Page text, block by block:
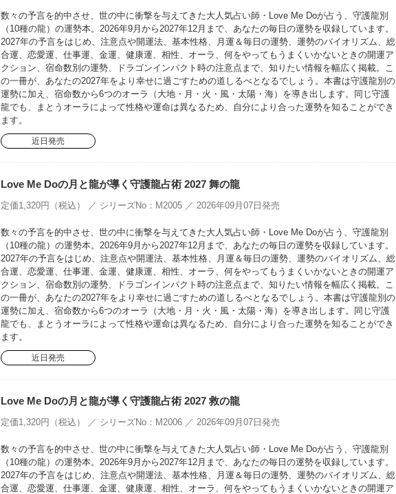
数々の予言を的中させ、世の中に衝撃を与えてきた大人気占い師・Love Me Doが占う、守護龍別
（10種の龍）の運勢本。2026年9月から2027年12月まで、あなたの毎日の運勢を収録しています。
2027年の予言をはじめ、注意点や開運法、基本性格、月運＆毎日の運勢、運勢のバイオリズム、総
合運、恋愛運、仕事運、金運、健康運、相性、オーラ、何をやってもうまくいかないときの開運ア
クション、宿命数別の運勢、ドラゴンインパクト時の注意点まで、知りたい情報を幅広く掲載。こ
の一冊が、あなたの2027年をより幸せに過ごすための道しるべとなるでしょう。本書は守護龍別の
運勢に加え、宿命数から6つのオーラ（大地・月・火・風・太陽・海）を導き出します。同じ守護
龍でも、まとうオーラによって性格や運命は異なるため、自分により合った運勢を知ることができ
ます。
近日発売
Love Me Doの月と龍が導く守護龍占術 2027 舞の龍
定価1,320円（税込） ／ シリーズNo：M2005 ／ 2026年09月07日発売
数々の予言を的中させ、世の中に衝撃を与えてきた大人気占い師・Love Me Doが占う、守護龍別
（10種の龍）の運勢本。2026年9月から2027年12月まで、あなたの毎日の運勢を収録しています。
2027年の予言をはじめ、注意点や開運法、基本性格、月運＆毎日の運勢、運勢のバイオリズム、総
合運、恋愛運、仕事運、金運、健康運、相性、オーラ、何をやってもうまくいかないときの開運ア
クション、宿命数別の運勢、ドラゴンインパクト時の注意点まで、知りたい情報を幅広く掲載。こ
の一冊が、あなたの2027年をより幸せに過ごすための道しるべとなるでしょう。本書は守護龍別の
運勢に加え、宿命数から6つのオーラ（大地・月・火・風・太陽・海）を導き出します。同じ守護
龍でも、まとうオーラによって性格や運命は異なるため、自分により合った運勢を知ることができ
ます。
近日発売
Love Me Doの月と龍が導く守護龍占術 2027 救の龍
定価1,320円（税込） ／ シリーズNo：M2006 ／ 2026年09月07日発売
数々の予言を的中させ、世の中に衝撃を与えてきた大人気占い師・Love Me Doが占う、守護龍別
（10種の龍）の運勢本。2026年9月から2027年12月まで、あなたの毎日の運勢を収録しています。
2027年の予言をはじめ、注意点や開運法、基本性格、月運＆毎日の運勢、運勢のバイオリズム、総
合運、恋愛運、仕事運、金運、健康運、相性、オーラ、何をやってもうまくいかないときの開運ア